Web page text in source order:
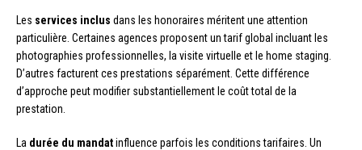
Les services inclus dans les honoraires méritent une attention
particulière. Certaines agences proposent un tarif global incluant les
photographies professionnelles, la visite virtuelle et le home staging.
D’autres facturent ces prestations séparément. Cette différence
d’approche peut modifier substantiellement le coût total de la
prestation.
La durée du mandatinfluence parfois les conditions tarifaires. Un